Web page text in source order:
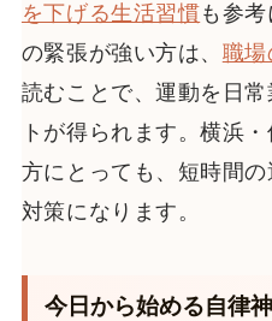
を下げる生活習慣も参
の緊張が強い方は、 職場
読むことで、運動を日
トが得られます。横浜
方にとっても、短時間
対策になります。
今日から始める自律